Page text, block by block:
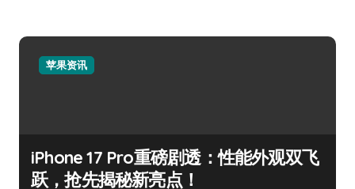
苹果资讯
iPhone 17 Pro重磅剧透：性能外观双飞
跃，抢先揭秘新亮点！